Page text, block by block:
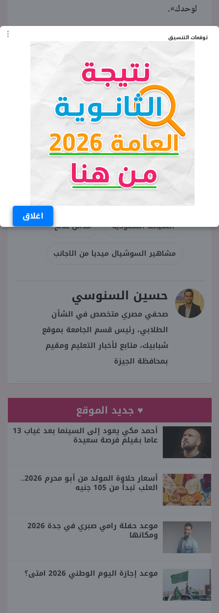
توقعات التنسيق
اغلاق
لوحدك».
الكلمات المفتاحية
السياحة السعودية مدائن صالح
مشاهير السوشيال ميديا من الاجانب
حسين السنوسي
صحفي مصري متخصص في الشأن
الطلابي، رئيس قسم الجامعة بموقع
شبابيك، متابع لأخبار التعليم ومقيم
بمحافظة الجيزة
♥ جديد الموقع
أحمد مكي يعود إلى السينما بعد غياب 13
عاما بفيلم فرصة سعيدة
أسعار حلاوة المولد من أبو محرم 2026..
العلب تبدأ من 105 جنيه
موعد حفلة رامي صبري في جدة 2026
ومكانها
موعد إجازة اليوم الوطني 2026 امتى؟